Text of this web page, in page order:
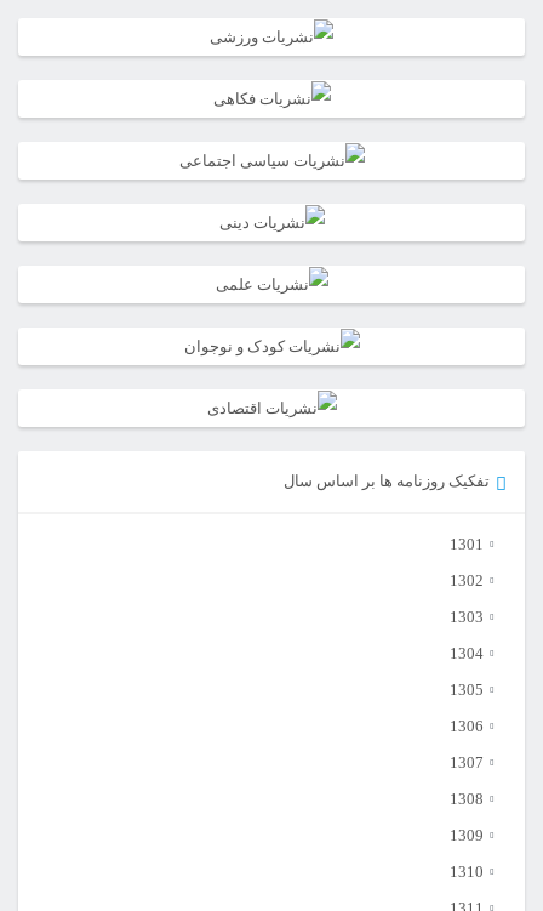
تفکیک روزنامه ها بر اساس سال
1301
1302
1303
1304
1305
1306
1307
1308
1309
1310